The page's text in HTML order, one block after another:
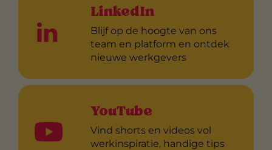
LinkedIn
Blijf op de hoogte van ons
team en platform en ontdek
nieuwe werkgevers
YouTube
Vind shorts en videos vol
werkinspiratie, handige tips